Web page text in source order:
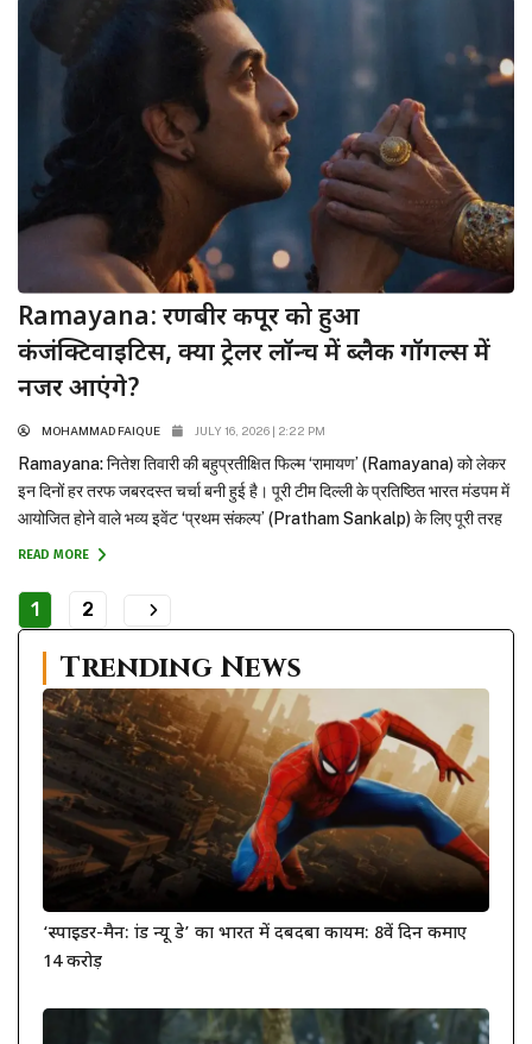
Ramayana: रणबीर कपूर को हुआ
कंजंक्टिवाइटिस, क्या ट्रेलर लॉन्च में ब्लैक गॉगल्स में
नजर आएंगे?
MOHAMMAD FAIQUE JULY 16, 2026 | 2:22 PM
Ramayana: नितेश तिवारी की बहुप्रतीक्षित फिल्म ‘रामायण’ (Ramayana) को लेकर
इन दिनों हर तरफ जबरदस्त चर्चा बनी हुई है। पूरी टीम दिल्ली के प्रतिष्ठित भारत मंडपम में
आयोजित होने वाले भव्य इवेंट ‘प्रथम संकल्प’ (Pratham Sankalp) के लिए पूरी तरह
तैयार है। लेकिन इसी बीच फिल्म के मुख्य अभिनेता और बॉलीवुड सुपरस्टार रणबीर कपूर
READ MORE
1 2
Trending News
‘स्पाइडर-मैन: ब्रांड न्यू डे’ का भारत में दबदबा कायम: 8वें दिन कमाए
14 करोड़